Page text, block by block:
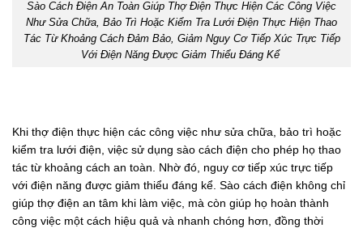
Sào Cách Điện An Toàn Giúp Thợ Điện Thực Hiện Các Công Việc
Như Sửa Chữa, Bảo Trì Hoặc Kiểm Tra Lưới Điện Thực Hiện Thao
Tác Từ Khoảng Cách Đảm Bảo, Giảm Nguy Cơ Tiếp Xúc Trực Tiếp
Với Điện Năng Được Giảm Thiểu Đáng Kể
Khi thợ điện thực hiện các công việc như sửa chữa, bảo trì hoặc
kiểm tra lưới điện, việc sử dụng sào cách điện cho phép họ thao
tác từ khoảng cách an toàn. Nhờ đó, nguy cơ tiếp xúc trực tiếp
với điện năng được giảm thiểu đáng kể. Sào cách điện không chỉ
giúp thợ điện an tâm khi làm việc, mà còn giúp họ hoàn thành
công việc một cách hiệu quả và nhanh chóng hơn, đồng thời